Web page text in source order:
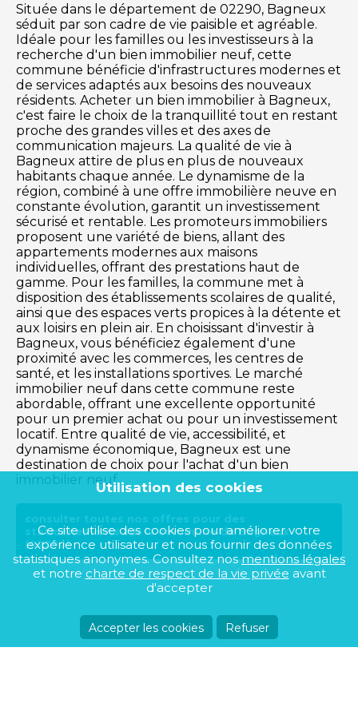
Située dans le département de 02290, Bagneux
séduit par son cadre de vie paisible et agréable.
Idéale pour les familles ou les investisseurs à la
recherche d'un bien immobilier neuf, cette
commune bénéficie d'infrastructures modernes et
de services adaptés aux besoins des nouveaux
résidents. Acheter un bien immobilier à Bagneux,
c'est faire le choix de la tranquillité tout en restant
proche des grandes villes et des axes de
communication majeurs. La qualité de vie à
Bagneux attire de plus en plus de nouveaux
habitants chaque année. Le dynamisme de la
région, combiné à une offre immobilière neuve en
constante évolution, garantit un investissement
sécurisé et rentable. Les promoteurs immobiliers
proposent une variété de biens, allant des
appartements modernes aux maisons
individuelles, offrant des prestations haut de
gamme. Pour les familles, la commune met à
disposition des établissements scolaires de qualité,
ainsi que des espaces verts propices à la détente et
aux loisirs en plein air. En choisissant d'investir à
Bagneux, vous bénéficiez également d'une
proximité avec les commerces, les centres de
santé, et les installations sportives. Le marché
immobilier neuf dans cette commune reste
abordable, offrant une excellente opportunité
pour un premier achat ou pour un investissement
locatif. Entre qualité de vie, accessibilité, et
dynamisme économique, Bagneux est une
destination de choix pour l'achat d'un bien
immobilier neuf.
consulter toutes nos offres pour des
stationnements sur la commune de Bagneux
(02290)
Utilisation des cookies
Ce site utilise des cookies pour améliorer votre
expérience utilisateur et nous fournir des données
statistiques anonymes. Consultez nosmentions légales
et notre charte de respect de la vie privée avant
d'accepter
Accepter les cookies Refuser